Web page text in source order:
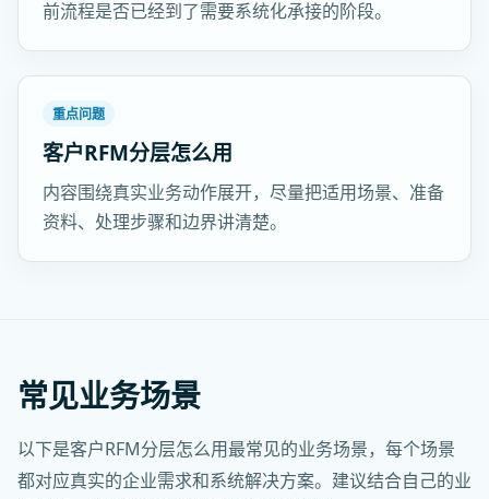
前流程是否已经到了需要系统化承接的阶段。
重点问题
客户RFM分层怎么用
内容围绕真实业务动作展开，尽量把适用场景、准备
资料、处理步骤和边界讲清楚。
常见业务场景
以下是客户RFM分层怎么用最常见的业务场景，每个场景
都对应真实的企业需求和系统解决方案。建议结合自己的业